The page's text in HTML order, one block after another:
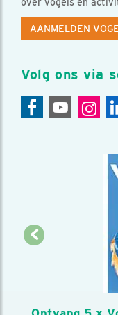
AANMELDEN
Volg ons via